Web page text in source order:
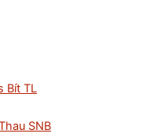
Bít TL
SNB